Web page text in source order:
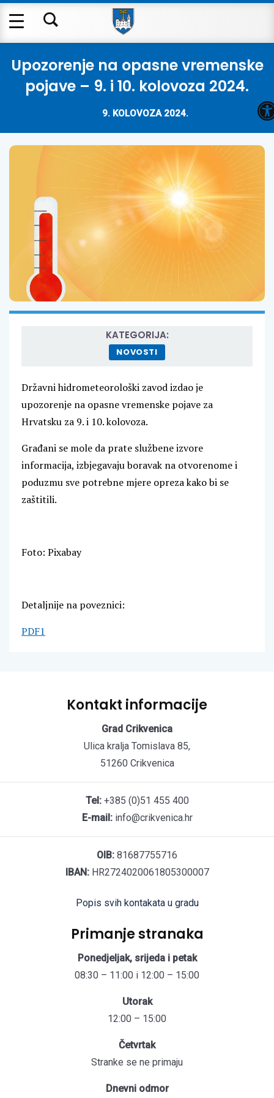
Upozorenje na opasne vremenske
pojave – 9. i 10. kolovoza 2024.
9. KOLOVOZA 2024.
KATEGORIJA:
NOVOSTI
Državni hidrometeorološki zavod izdao je
upozorenje na opasne vremenske pojave za
Hrvatsku za 9. i 10. kolovoza.
Građani se mole da prate službene izvore
informacija, izbjegavaju boravak na otvorenome i
poduzmu sve potrebne mjere opreza kako bi se
zaštitili.
Foto: Pixabay
Detaljnije na poveznici:
PDF1
Kontakt informacije
Grad Crikvenica
Ulica kralja Tomislava 85,
51260 Crikvenica
Tel:+385 (0)51 455 400
E-mail:info@crikvenica.hr
OIB: 81687755716
IBAN:HR2724020061805300007
Popis svih kontakata u gradu
Primanje stranaka
Ponedjeljak, srijeda i petak
08:30 – 11:00 i 12:00 – 15:00
Utorak
12:00 – 15:00
Četvrtak
Stranke se ne primaju
Dnevni odmor